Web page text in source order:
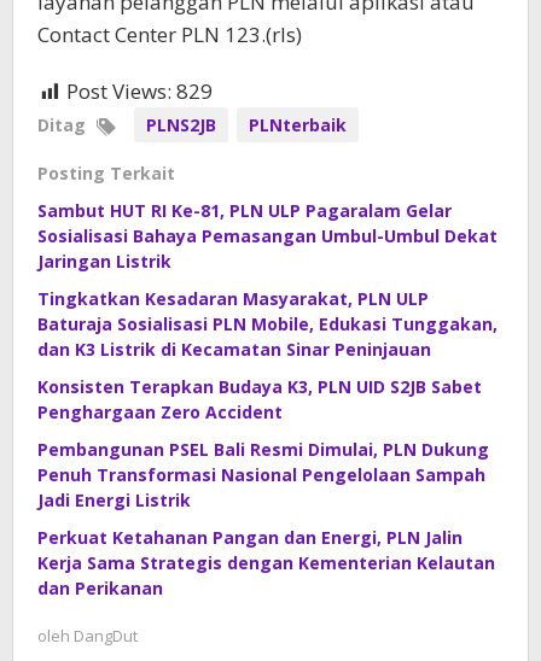
Contact Center PLN 123.(rls)
Post Views: 829
Ditag PLNS2JB PLNterbaik
Posting Terkait
Sambut HUT RI Ke-81, PLN ULP Pagaralam Gelar
Sosialisasi Bahaya Pemasangan Umbul-Umbul Dekat
Jaringan Listrik
Tingkatkan Kesadaran Masyarakat, PLN ULP
Baturaja Sosialisasi PLN Mobile, Edukasi Tunggakan,
dan K3 Listrik di Kecamatan Sinar Peninjauan
Konsisten Terapkan Budaya K3, PLN UID S2JB Sabet
Penghargaan Zero Accident
Pembangunan PSEL Bali Resmi Dimulai, PLN Dukung
Penuh Transformasi Nasional Pengelolaan Sampah
Jadi Energi Listrik
Perkuat Ketahanan Pangan dan Energi, PLN Jalin
Kerja Sama Strategis dengan Kementerian Kelautan
dan Perikanan
oleh DangDut